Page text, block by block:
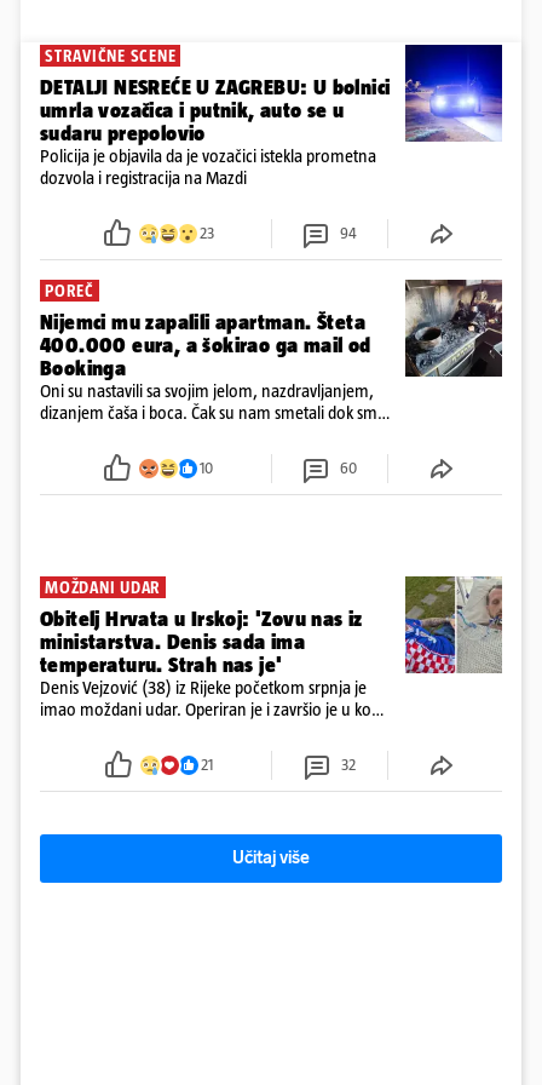
STRAVIČNE SCENE
DETALJI NESREĆE U ZAGREBU: U bolnici
umrla vozačica i putnik, auto se u
sudaru prepolovio
Policija je objavila da je vozačici istekla prometna
dozvola i registracija na Mazdi
23 94
POREČ
Nijemci mu zapalili apartman. Šteta
400.000 eura, a šokirao ga mail od
Bookinga
Oni su nastavili sa svojim jelom, nazdravljanjem,
dizanjem čaša i boca. Čak su nam smetali dok smo
požar, rekao je vlasnik
10 60
MOŽDANI UDAR
Obitelj Hrvata u Irskoj: 'Zovu nas iz
ministarstva. Denis sada ima
temperaturu. Strah nas je'
Denis Vejzović (38) iz Rijeke početkom srpnja je
imao moždani udar. Operiran je i završio je u komi.
tamošnji liječnici ne vjeruju u oporavak: 'Imamo
21 32
Učitaj više